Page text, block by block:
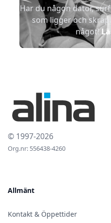
Har du någon dator,
som ligger och
något!
© 1997-2026
Org.nr: 556438-4260
Allmänt
Kontakt & Öppettider